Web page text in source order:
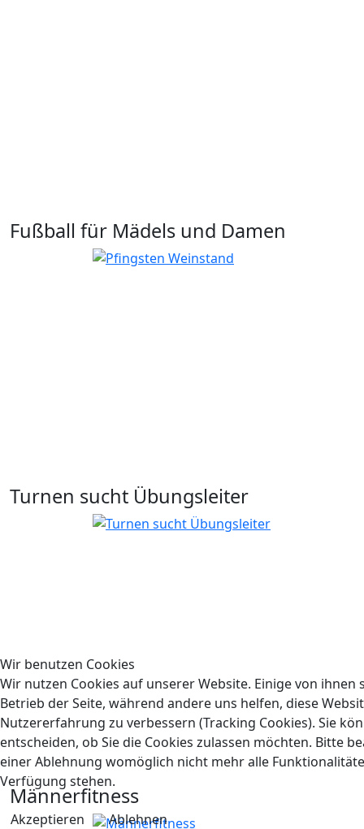
Fußball für Mädels und Damen
Turnen sucht Übungsleiter
Männerfitness
Wir benutzen Cookies
Wir nutzen Cookies auf unserer Website. Einige von ihnen
Betrieb der Seite, während andere uns helfen, diese
Nutzererfahrung zu verbessern (Tracking Cookies). Sie
entscheiden, ob Sie die Cookies zulassen möchten. Bitte
einer Ablehnung womöglich nicht mehr alle
Verfügung stehen.
Akzeptieren
Ablehnen